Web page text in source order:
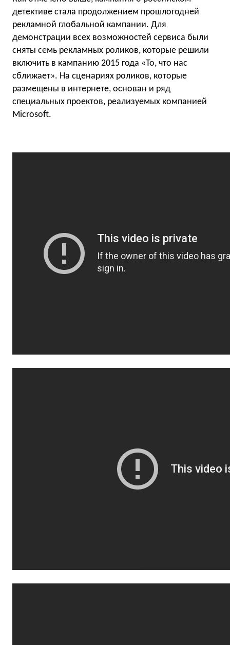
детективе стала продолжением прошлогодней
рекламной глобальной кампании. Для
демонстрации всех возможностей сервиса были
сняты семь рекламных роликов, которые решили
включить в кампанию 2015 года «То, что нас
сближает». На сценариях роликов, которые
размещены в интернете, основан и ряд
специальных проектов, реализуемых компанией
Microsoft.